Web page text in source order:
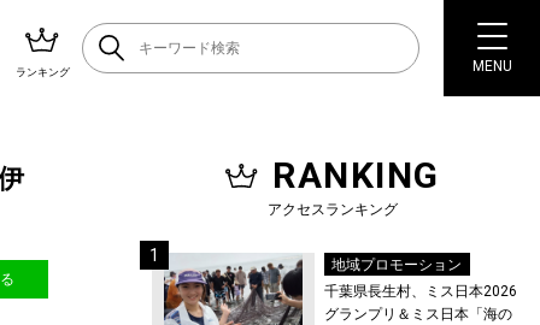
ランキング MENU
RANKING
アクセスランキング
地域プロモーション
千葉県長生村、ミス日本2026
グランプリ＆ミス日本「海の